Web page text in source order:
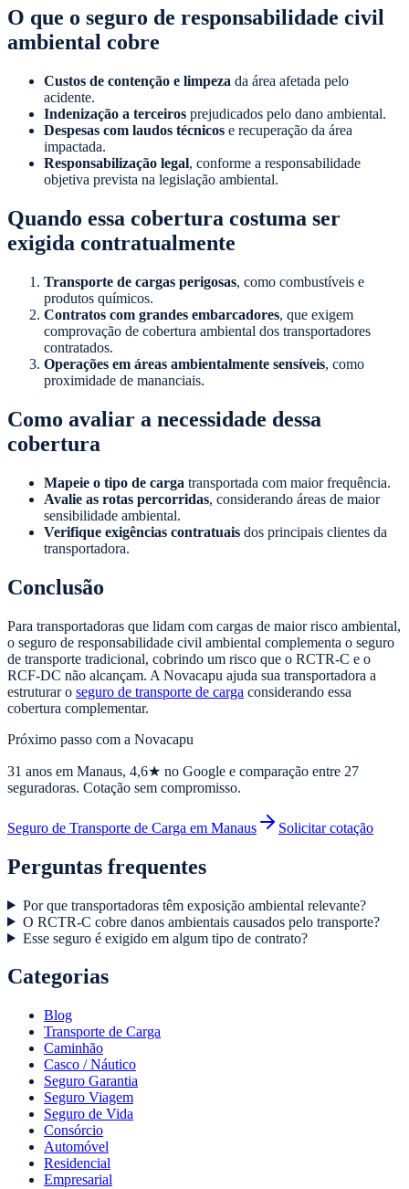
O que o seguro de responsabilidade civil
ambiental cobre
Custos de contenção e limpeza da área afetada pelo
acidente.
Indenização a terceiros prejudicados pelo dano ambiental.
Despesas com laudos técnicos e recuperação da área
impactada.
Responsabilização legal, conforme a responsabilidade
objetiva prevista na legislação ambiental.
Quando essa cobertura costuma ser
exigida contratualmente
Transporte de cargas perigosas, como combustíveis e
produtos químicos.
Contratos com grandes embarcadores, que exigem
comprovação de cobertura ambiental dos transportadores
contratados.
Operações em áreas ambientalmente sensíveis, como
proximidade de mananciais.
Como avaliar a necessidade dessa
cobertura
Mapeie o tipo de carga transportada com maior frequência.
Avalie as rotas percorridas, considerando áreas de maior
sensibilidade ambiental.
Verifique exigências contratuais dos principais clientes da
transportadora.
Conclusão
Para transportadoras que lidam com cargas de maior risco ambiental,
o seguro de responsabilidade civil ambiental complementa o seguro
de transporte tradicional, cobrindo um risco que o RCTR-C e o
RCF-DC não alcançam. A Novacapu ajuda sua transportadora a
estruturar o seguro de transporte de carga considerando essa
cobertura complementar.
Próximo passo com a Novacapu
31 anos em Manaus, 4,6★ no Google e comparação entre 27
seguradoras. Cotação sem compromisso.
Seguro de Transporte de Carga em Manaus Solicitar cotação
Perguntas frequentes
Por que transportadoras têm exposição ambiental relevante?
O RCTR-C cobre danos ambientais causados pelo transporte?
Esse seguro é exigido em algum tipo de contrato?
Categorias
Blog
Transporte de Carga
Caminhão
Casco / Náutico
Seguro Garantia
Seguro Viagem
Seguro de Vida
Consórcio
Automóvel
Residencial
Empresarial